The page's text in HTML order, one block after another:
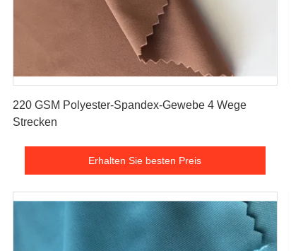
220 GSM Polyester-Spandex-Gewebe 4 Wege
Strecken
Erhalten Sie besten Preis